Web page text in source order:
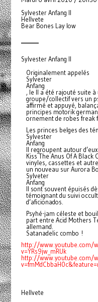
Sylvester Anfang II
Hellvete
Bear Bones Lay low
Sylvester Anfang II
Originalement appelés
Sylvester
Anfang
, le II a été rajouté suite
groupe/collectif vers un
affirmé et appuyé,
principes motorik
ornement de robes freak
Les princes belges des
Sylvester
Anfang
II regroupent autour
Kiss The Anus Of A Black
vinyles, cassettes et
un nouveau sur Aurora
Sylveter
Anfang
II sont souvent épuisés
témoignant du suivi
d’aficionados.
Psyhé-jam céleste et
part entre Acid Mothers
allemand.
Satanadelic combo !
http://www.youtube.com/
v=YRs9jw_mRUk
http://www.youtube.com/
v
Hellvete